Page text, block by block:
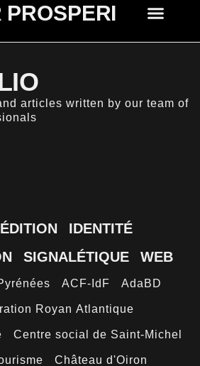
PROSPERI
articles written by our team of
ÉDITION
IDENTITÉ
SIGNALÉTIQUE WEB
ACF-IdF AdaBD
Royan Atlantique
Centre social de Saint-Michel
Château d'Oiron